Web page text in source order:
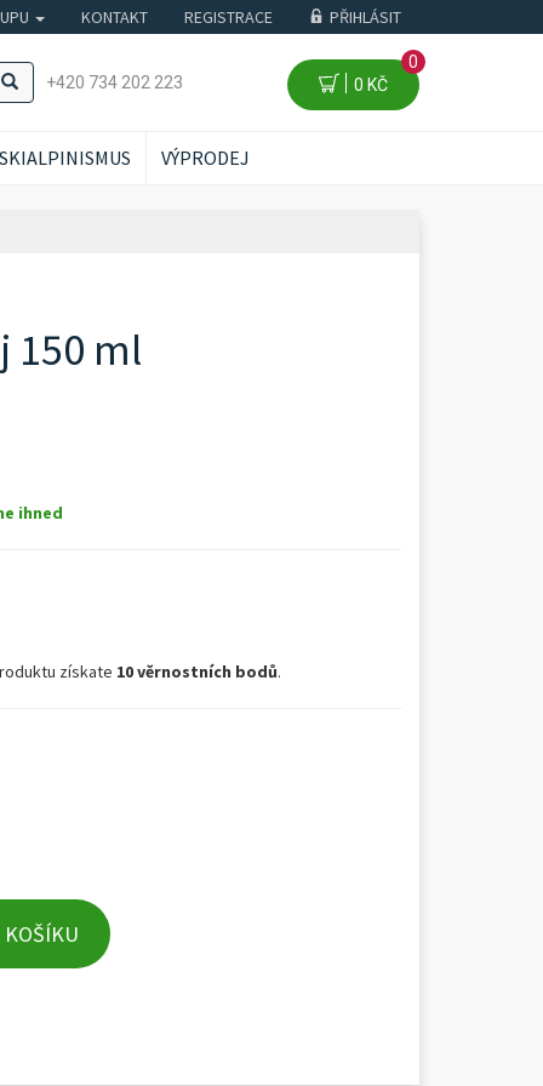
KONTAKT REGISTRACE PŘIHLÁSIT
+420 734 202 223 0 KČ
0
SKIALPINISMUS VÝPRODEJ
150 ml
ihned
získate 10 věrnostních bodů.